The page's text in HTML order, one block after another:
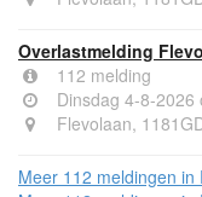
Overlastmelding
112 melding
Dinsdag 4-8-2026
Flevolaan,
Meer 112 meldingen in